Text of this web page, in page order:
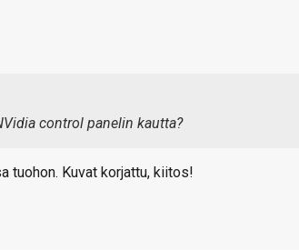
control panelin kautta?
tuohon. Kuvat korjattu, kiitos!